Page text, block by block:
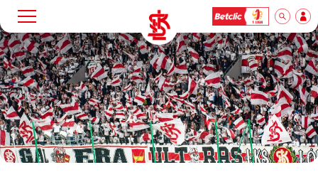
Klub
Mecze
Bilety
Szukaj